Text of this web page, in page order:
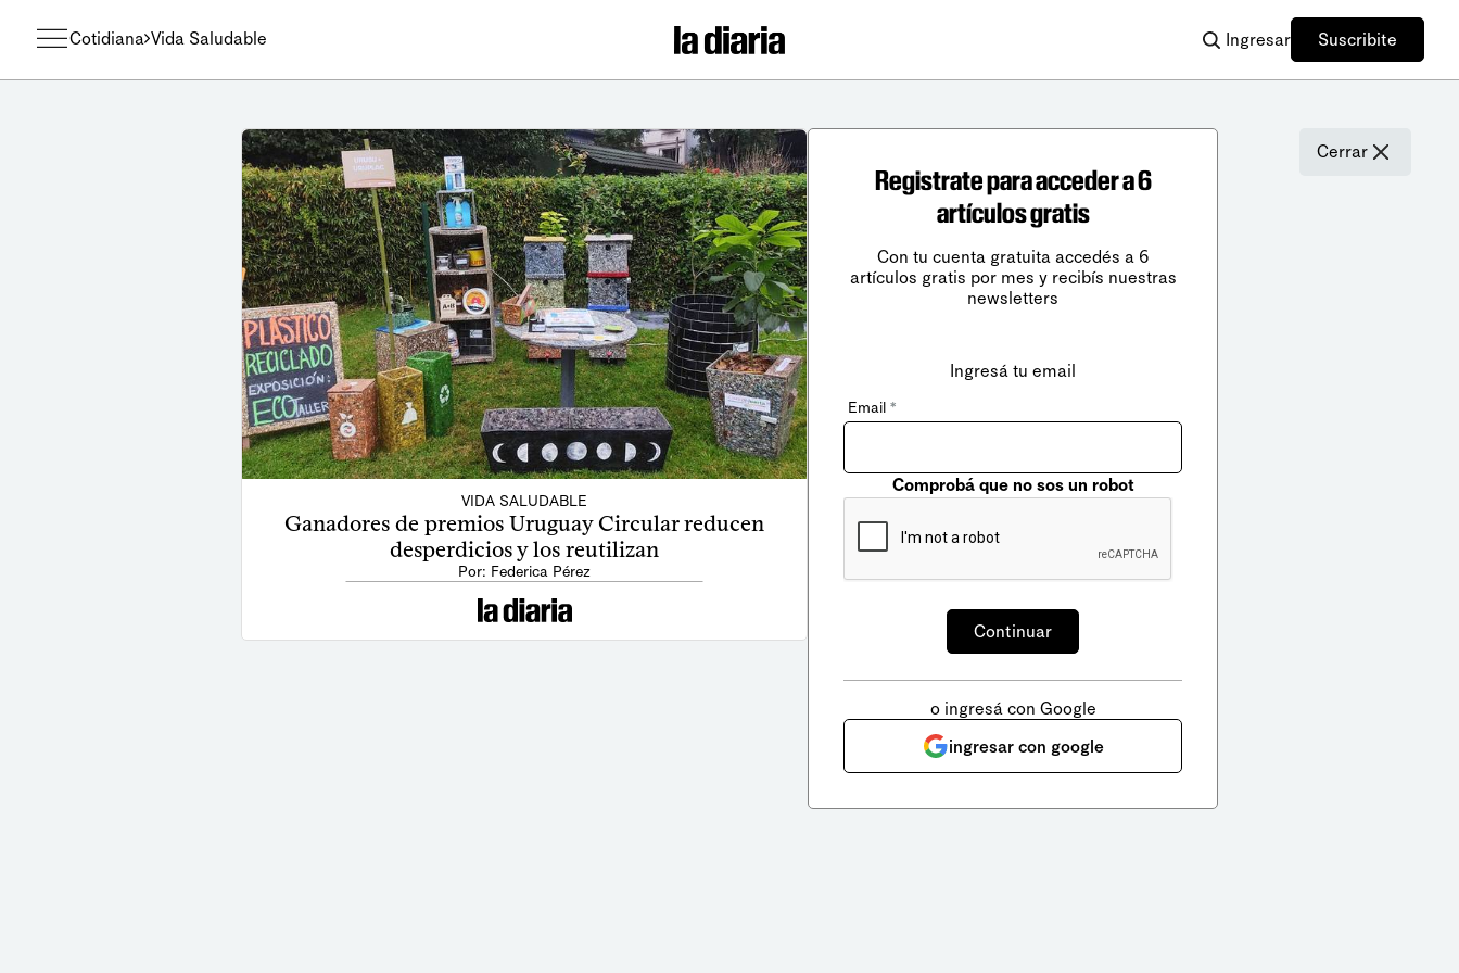
Cotidiana Vida Saludable Ingresar Suscribite
VIDA SALUDABLE
Ganadores de premios Uruguay Circular reducen
desperdicios y los reutilizan
Por: Federica Pérez
Cerrar
Registrate para acceder a 6
artículos gratis
Con tu cuenta gratuita accedés a 6
artículos gratis por mes y recibís nuestras
newsletters
Ingresá tu email
Email *
Comprobá que no sos un robot
o ingresá con Google
ingresar con google